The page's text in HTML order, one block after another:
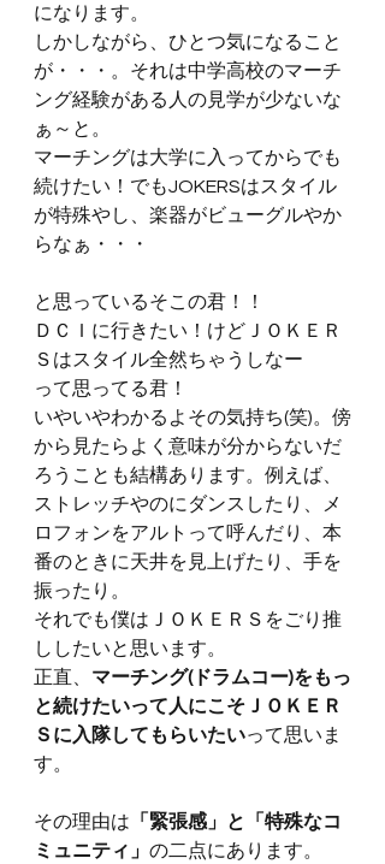
になります。
しかしながら、ひとつ気になること
が・・・。それは中学高校のマーチ
ング経験がある人の見学が少ないな
ぁ～と。
マーチングは大学に入ってからでも
続けたい！でもJOKERSはスタイル
が特殊やし、楽器がビューグルやか
らなぁ・・・
と思っているそこの君！！
ＤＣＩに行きたい！けどＪＯＫＥＲ
Ｓはスタイル全然ちゃうしなー
って思ってる君！
いやいやわかるよその気持ち(笑)。傍
から見たらよく意味が分からないだ
ろうことも結構あります。例えば、
ストレッチやのにダンスしたり、メ
ロフォンをアルトって呼んだり、本
番のときに天井を見上げたり、手を
振ったり。
それでも僕はＪＯＫＥＲＳをごり推
ししたいと思います。
正直、 マーチング(ドラムコー)をもっ
と続けたいって人にこそＪＯＫＥＲ
Ｓに入隊してもらいたいって思いま
す。
その理由は 「緊張感」と「特殊なコ
ミュニティ」 の二点にあります。